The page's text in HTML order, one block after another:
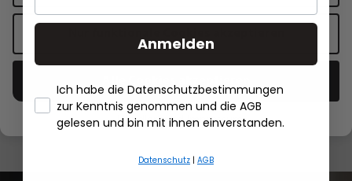
- Händlerbund Impressum
Anmelden
Ich habe die Datenschutzbestimmungen
zur Kenntnis genommen und die AGB
gelesen und bin mit ihnen einverstanden.
Datenschutz | AGB